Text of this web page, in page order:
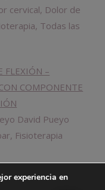
cervical, Dolor de
Todas las
FLEXIÓN –
COMPONENTE
David Pueyo
Fisioterapia
experiencia en